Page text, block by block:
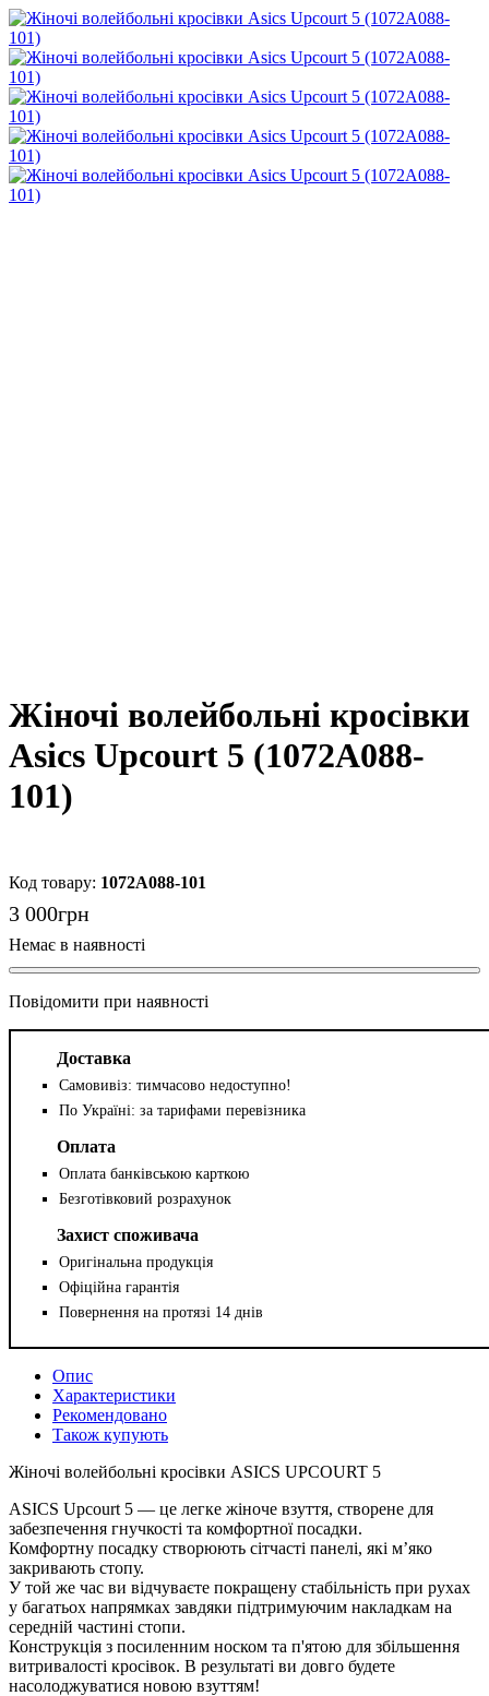
Жіночі волейбольні кросівки
Asics Upcourt 5 (1072A088-
101)
1072A088-101
3 000грн
Повідомити при наявності
Доставка
Самовивіз: тимчасово недоступно!
По Україні: за тарифами перевізника
Оплата
Оплата банківською карткою
Безготівковий розрахунок
Захист споживача
Оригінальна продукція
Офіційна гарантія
Повернення на протязі 14 днів
Опис
Характеристики
Рекомендовано
Також купують
Жіночі волейбольні кросівки ASICS UPCOURT 5
ASICS Upcourt 5 — це легке жіноче взуття, створене для
забезпечення гнучкості та комфортної посадки.
Комфортну посадку створюють сітчасті панелі, які м’яко
закривають стопу.
У той же час ви відчуваєте покращену стабільність при рухах
у багатьох напрямках завдяки підтримуючим накладкам на
середній частині стопи.
Конструкція з посиленним носком та п'ятою для збільшення
витривалості кросівок. В результаті ви довго будете
насолоджуватися новою взуттям!